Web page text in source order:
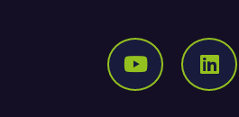
Seguici